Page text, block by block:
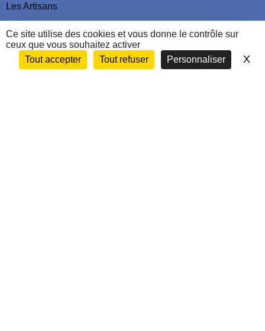
Ce site utilise des cookies et vous donne le contrôle sur
ceux que vous souhaitez activer
Tout accepter
Tout refuser Personnaliser X
Les Artisans
Nous contacter